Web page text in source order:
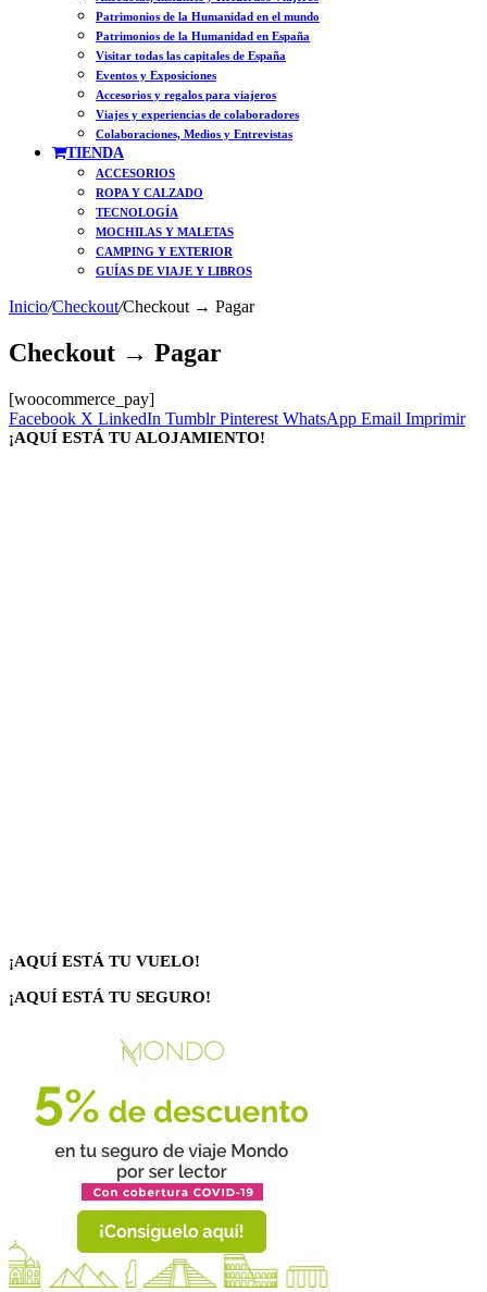
Patrimonios de la Humanidad en el mundo
Patrimonios de la Humanidad en España
Visitar todas las capitales de España
Eventos y Exposiciones
Accesorios y regalos para viajeros
Viajes y experiencias de colaboradores
Colaboraciones, Medios y Entrevistas
TIENDA
ACCESORIOS
ROPA Y CALZADO
TECNOLOGÍA
MOCHILAS Y MALETAS
CAMPING Y EXTERIOR
GUÍAS DE VIAJE Y LIBROS
Inicio/Checkout/Checkout → Pagar
Checkout → Pagar
[woocommerce_pay]
Facebook X LinkedIn Tumblr Pinterest WhatsApp Email Imprimir
¡AQUÍ ESTÁ TU ALOJAMIENTO!
¡AQUÍ ESTÁ TU VUELO!
¡AQUÍ ESTÁ TU SEGURO!